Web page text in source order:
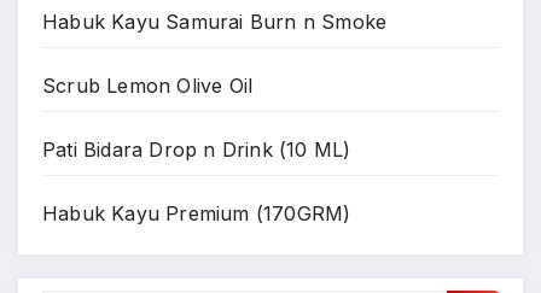
Habuk Kayu Samurai Burn n Smoke
Scrub Lemon Olive Oil
Pati Bidara Drop n Drink (10 ML)
Habuk Kayu Premium (170GRM)